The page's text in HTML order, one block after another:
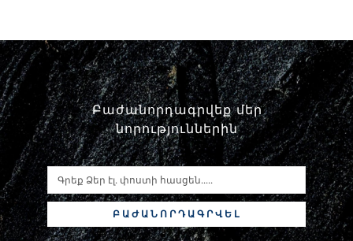
Բաժանորդագրվեք մեր
նորություններին
ԲԱԺԱՆՈՐԴԱԳՐՎԵԼ